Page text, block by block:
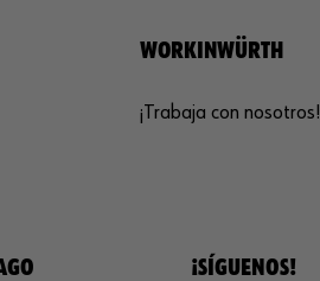
WORKINWÜRTH
¡Trabaja con nosotros!
¡SÍGUENOS!